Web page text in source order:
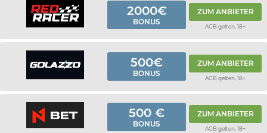
2000€
BONUS
ZUM ANBIETER
AGB gelten, 18+
500€
BONUS
ZUM ANBIETER
AGB gelten, 18+
500 €
BONUS
ZUM ANBIETER
AGB gelten, 18+